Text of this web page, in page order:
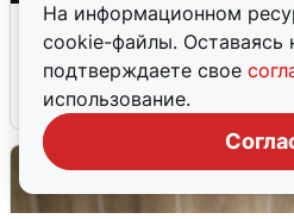
На информационном
cookie-файлы. Оставаясь
подтверждаете свое
использование.
Ночью в Самарской
сирены
8 августа 0